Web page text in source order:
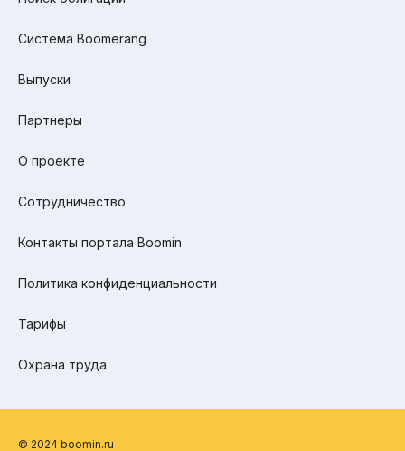
Система Boomerang
Выпуски
Партнеры
О проекте
Сотрудничество
Контакты портала Boomin
Политика конфиденциальности
Тарифы
Охрана труда
© 2024 boomin.ru